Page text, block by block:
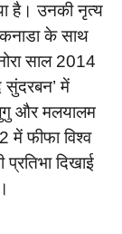
है। उनकी नृत्य
कनाडा के साथ
साल 2014
सुंदरबन’ में
और मलयालम
में फीफा विश्व
दिखाई